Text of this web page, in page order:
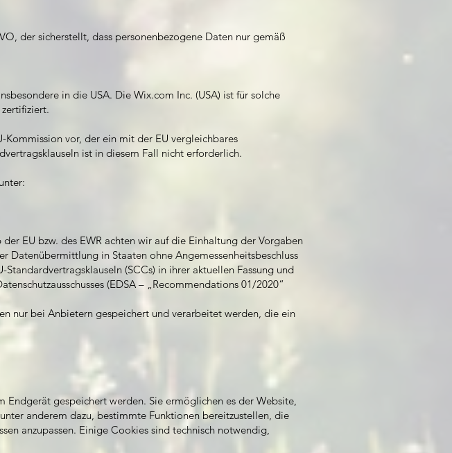
der sicherstellt, dass personenbezogene Daten nur gemäß
in die USA. Die Wix.com Inc. (USA) ist für solche
Kommission vor, der ein mit der EU vergleichbares
ist in diesem Fall nicht erforderlich.
EU bzw. des EWR achten wir auf die Einhaltung der Vorgaben
Datenübermittlung in Staaten ohne Angemessenheitsbeschluss
(SCCs) in ihrer aktuellen Fassung und
(EDSA – „Recommendations 01/2020“
nur bei Anbietern gespeichert und verarbeitet werden, die ein
gespeichert werden. Sie ermöglichen es der Website,
anderem dazu, bestimmte Funktionen bereitzustellen, die
anzupassen. Einige Cookies sind technisch notwendig,